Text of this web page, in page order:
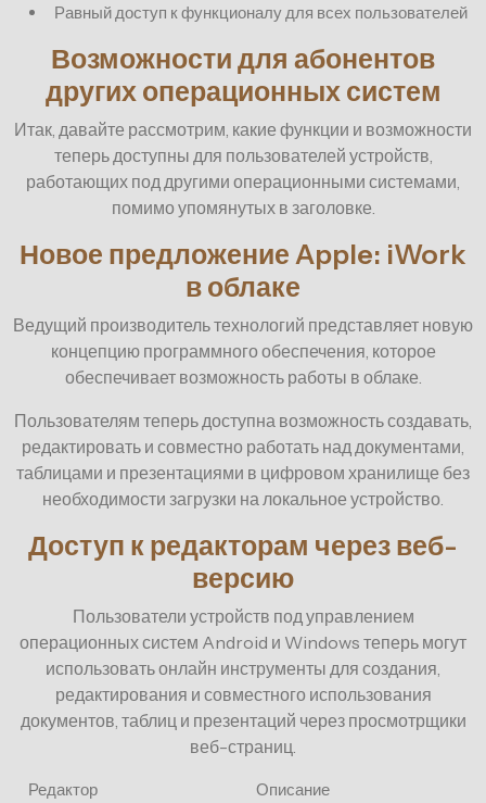
Равный доступ к функционалу для всех пользователей
Возможности для абонентов
других операционных систем
Итак, давайте рассмотрим, какие функции и возможности
теперь доступны для пользователей устройств,
работающих под другими операционными системами,
помимо упомянутых в заголовке.
Новое предложение Apple: iWork
в облаке
Ведущий производитель технологий представляет новую
концепцию программного обеспечения, которое
обеспечивает возможность работы в облаке.
Пользователям теперь доступна возможность создавать,
редактировать и совместно работать над документами,
таблицами и презентациями в цифровом хранилище без
необходимости загрузки на локальное устройство.
Доступ к редакторам через веб-
версию
Пользователи устройств под управлением
операционных систем Android и Windows теперь могут
использовать онлайн инструменты для создания,
редактирования и совместного использования
документов, таблиц и презентаций через просмотрщики
веб-страниц.
Редактор
Описание